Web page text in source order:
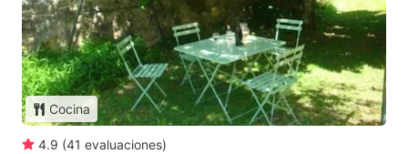
Cocina
4.9 (41 evaluaciones)